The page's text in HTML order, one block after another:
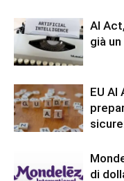
AI
già
EU
di